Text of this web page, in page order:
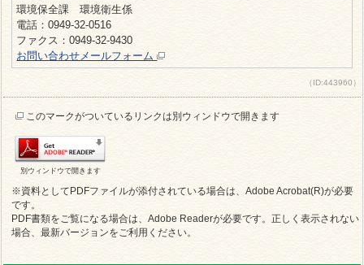
環境保全課 環境衛生係
電話：0949-32-0516
ファクス：0949-32-9430
お問い合わせメールフォーム
（ID:443960）
このマークがついているリンクは別ウィンドウで開きます
別ウィンドウで開きます
※資料としてPDFファイルが添付されている場合は、Adobe Acrobat(R)が必要
です。
PDF書類をご覧になる場合は、Adobe Readerが必要です。正しく表示されない
場合、最新バージョンをご利用ください。